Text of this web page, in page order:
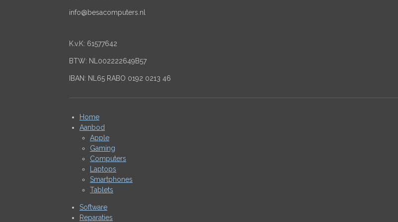
info@besacomputers.nl
K.v.K: 61577642
BTW: NL002222649B57
IBAN: NL65 RABO 0192 0213 46
Home
Aanbod
Apple
Gaming
Computers
Laptops
Smartphones
Tablets
Software
Reparaties